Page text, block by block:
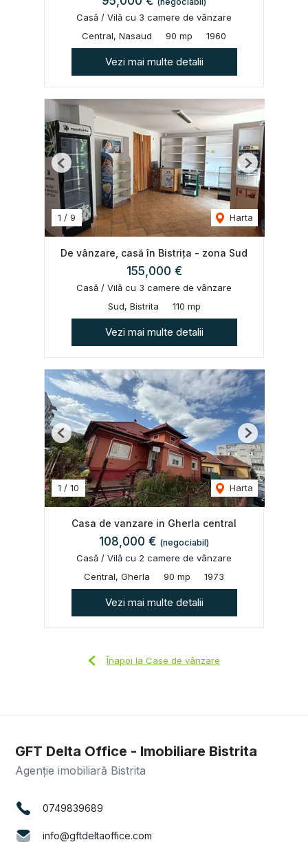
Casă / Vilă cu 3 camere de vânzare
Central, Nasaud
90 mp 1960
Vezi mai multe detalii
1 / 9 Harta
Previous Next
De vânzare, casă în Bistrița - zona Sud
155,000 €
Casă / Vilă cu 3 camere de vânzare
Sud, Bistrita
110 mp
Vezi mai multe detalii
1 / 10 Harta
Previous Next
Casa de vanzare in Gherla central
108,000 € (negociabil)
Casă / Vilă cu 2 camere de vânzare
Central, Gherla
90 mp 1973
Vezi mai multe detalii
Înapoi la Case de vânzare
GFT Delta Office - Imobiliare Bistrita
Agenție imobiliară Bistrita
0749839689
info@gftdeltaoffice.com